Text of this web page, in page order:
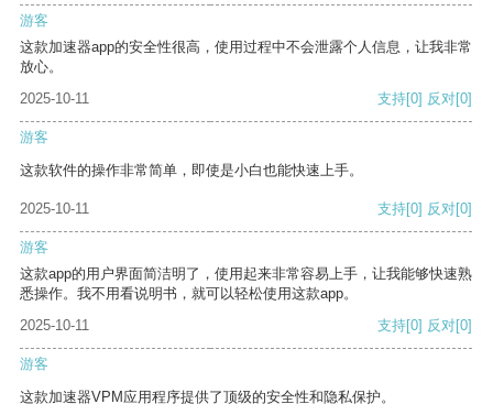
游客
这款加速器app的安全性很高，使用过程中不会泄露个人信息，让我非常
放心。
2025-10-11
支持[0] 反对[0]
游客
这款软件的操作非常简单，即使是小白也能快速上手。
2025-10-11 支持[0] 反对[0]
游客
这款app的用户界面简洁明了，使用起来非常容易上手，让我能够快速熟
悉操作。我不用看说明书，就可以轻松使用这款app。
2025-10-11
支持[0] 反对[0]
游客
这款加速器VPM应用程序提供了顶级的安全性和隐私保护。